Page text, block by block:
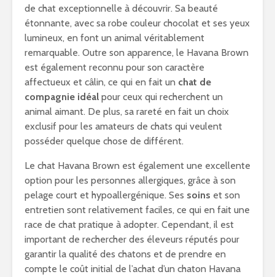
de chat exceptionnelle à découvrir. Sa beauté
étonnante, avec sa robe couleur chocolat et ses yeux
lumineux, en font un animal véritablement
remarquable. Outre son apparence, le Havana Brown
est également reconnu pour son caractère
affectueux et câlin, ce qui en fait un chat de
compagnie idéal pour ceux qui recherchent un
animal aimant. De plus, sa rareté en fait un choix
exclusif pour les amateurs de chats qui veulent
posséder quelque chose de différent.
Le chat Havana Brown est également une excellente
option pour les personnes allergiques, grâce à son
pelage court et hypoallergénique. Ses soins et son
entretien sont relativement faciles, ce qui en fait une
race de chat pratique à adopter. Cependant, il est
important de rechercher des éleveurs réputés pour
garantir la qualité des chatons et de prendre en
compte le coût initial de l’achat d’un chaton Havana